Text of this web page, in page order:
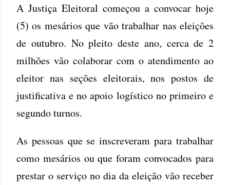
A Justiça Eleitoral começou a convocar hoje
(5) os mesários que vão trabalhar nas eleições
de outubro. No pleito deste ano, cerca de 2
milhões vão colaborar com o atendimento ao
eleitor nas seções eleitorais, nos postos de
justificativa e no apoio logístico no primeiro e
segundo turnos.
As pessoas que se inscreveram para trabalhar
como mesários ou que foram convocados para
prestar o serviço no dia da eleição vão receber